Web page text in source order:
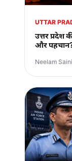
UTTAR
उत्तर प्रदेश
और
Neelam Saini